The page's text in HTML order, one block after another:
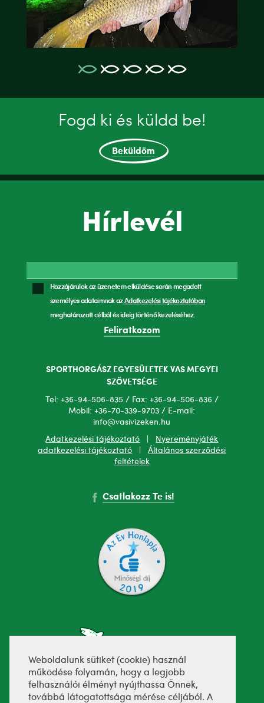
Weboldalunk sütiket (cookie) használ
működése folyamán, hogy a legjobb
felhasználói élményt nyújthassa Önnek,
továbbá látogatottsága mérése céljából. A
Fogd ki és küldd be!
Beküldöm
Hírlevél
Hozzájárulok az üzenetem elküldése során megadott
személyes adataimnak azAdatkezelési tájékoztatóban
meghatározott célból és ideig történő kezeléséhez.
Feliratkozom
SPORTHORGÁSZ EGYESÜLETEK VAS MEGYEI
SZÖVETSÉGE
Tel: +36-94-506-835 / Fax: +36-94-506-836 /
Mobil: +36-70-339-9703 / E-mail:
info@vasivizeken.hu
Adatkezelési tájékoztató
Nyereményjáték
adatkezelési tájékoztató |Általános szerződési
feltételek
Csatlakozz Te is!
fejlesztette: